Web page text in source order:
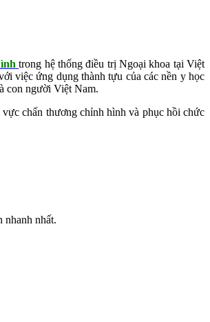
trong hệ thống điều trị Ngoại khoa tại Việt
việc ứng dụng thành tựu của các nền y học
con người Việt Nam.
vực chấn thương chỉnh hình và phục hồi chức
nhanh nhất.